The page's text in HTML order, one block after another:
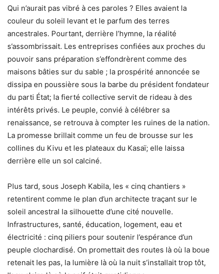
Qui n’aurait pas vibré à ces paroles ? Elles avaient la
couleur du soleil levant et le parfum des terres
ancestrales. Pourtant, derrière l’hymne, la réalité
s’assombrissait. Les entreprises confiées aux proches du
pouvoir sans préparation s’effondrèrent comme des
maisons bâties sur du sable ; la prospérité annoncée se
dissipa en poussière sous la barbe du président fondateur
du parti État; la fierté collective servit de rideau à des
intérêts privés. Le peuple, convié à célébrer sa
renaissance, se retrouva à compter les ruines de la nation.
La promesse brillait comme un feu de brousse sur les
collines du Kivu et les plateaux du Kasaï; elle laissa
derrière elle un sol calciné.
Plus tard, sous Joseph Kabila, les « cinq chantiers »
retentirent comme le plan d’un architecte traçant sur le
soleil ancestral la silhouette d’une cité nouvelle.
Infrastructures, santé, éducation, logement, eau et
électricité : cinq piliers pour soutenir l’espérance d’un
peuple clochardisé. On promettait des routes là où la boue
retenait les pas, la lumière là où la nuit s’installait trop tôt,